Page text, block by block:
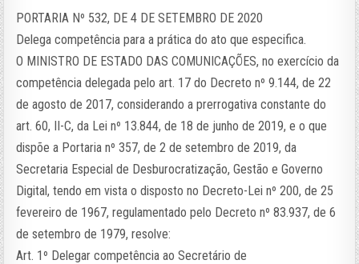
PORTARIA Nº 532, DE 4 DE SETEMBRO DE 2020
Delega competência para a prática do ato que especifica.
O MINISTRO DE ESTADO DAS COMUNICAÇÕES, no exercício da
competência delegada pelo art. 17 do Decreto nº 9.144, de 22
de agosto de 2017, considerando a prerrogativa constante do
art. 60, II-C, da Lei nº 13.844, de 18 de junho de 2019, e o que
dispõe a Portaria nº 357, de 2 de setembro de 2019, da
Secretaria Especial de Desburocratização, Gestão e Governo
Digital, tendo em vista o disposto no Decreto-Lei nº 200, de 25
fevereiro de 1967, regulamentado pelo Decreto nº 83.937, de 6
de setembro de 1979, resolve:
Art. 1º Delegar competência ao Secretário de